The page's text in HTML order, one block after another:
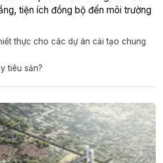
tiện ích đồng bộ đến môi trường
thực cho các dự án cải tạo chung
tiêu sản?